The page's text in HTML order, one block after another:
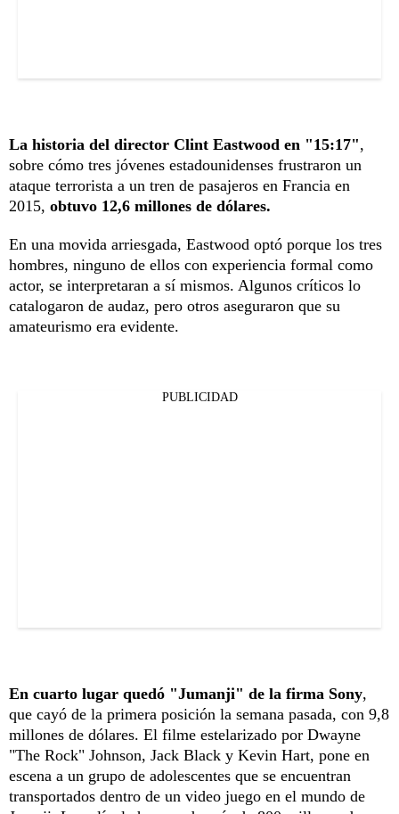
La historia del director Clint Eastwood en "15:17",
sobre cómo tres jóvenes estadounidenses frustraron un
ataque terrorista a un tren de pasajeros en Francia en
2015, obtuvo 12,6 millones de dólares.
En una movida arriesgada, Eastwood optó porque los tres
hombres, ninguno de ellos con experiencia formal como
actor, se interpretaran a sí mismos. Algunos críticos lo
catalogaron de audaz, pero otros aseguraron que su
amateurismo era evidente.
PUBLICIDAD
En cuarto lugar quedó "Jumanji" de la firma Sony,
que cayó de la primera posición la semana pasada, con 9,8
millones de dólares. El filme estelarizado por Dwayne
"The Rock" Johnson, Jack Black y Kevin Hart, pone en
escena a un grupo de adolescentes que se encuentran
transportados dentro de un video juego en el mundo de